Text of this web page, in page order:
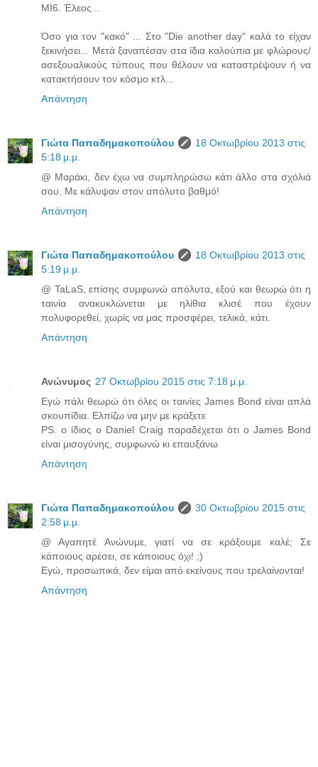
MI6. Έλεος...
Όσο για τον "κακό" ... Στο "Die another day" καλά το είχαν
ξεκινήσει... Μετά ξαναπέσαν στα ίδια καλούπια με φλώρους/
ασεξουαλικούς τύπους που θέλουν να καταστρέψουν ή να
κατακτήσουν τον κόσμο κτλ...
Απάντηση
Γιώτα Παπαδημακοπούλου
18 Οκτωβρίου 2013 στις
5:18 μ.μ.
@ Μαράκι, δεν έχω να συμπληρώσω κάτι άλλο στα σχόλιά
σου. Με κάλυψαν στον απόλυτο βαθμό!
Απάντηση
Γιώτα Παπαδημακοπούλου
18 Οκτωβρίου 2013 στις
5:19 μ.μ.
@ TaLaS, επίσης συμφωνώ απόλυτα, εξού και θεωρώ ότι η
ταινία ανακυκλώνεται με ηλίθια κλισέ που έχουν
πολυφορεθεί, χωρίς να μας προσφέρει, τελικά, κάτι.
Απάντηση
Ανώνυμος 27 Οκτωβρίου 2015 στις 7:18 μ.μ.
Εγώ πάλι θεωρώ ότι όλες οι ταινίες James Bond είναι απλά
σκουπίδια. Ελπίζω να μην με κράξετε
PS. ο ίδιος ο Daniel Craig παραδέχεται ότι ο James Bond
είναι μισογύνης, συμφωνώ κι επαυξάνω
Απάντηση
Γιώτα Παπαδημακοπούλου
30 Οκτωβρίου 2015 στις
2:58 μ.μ.
@ Αγαπητέ Ανώνυμε, γιατί να σε κράξουμε καλέ; Σε
κάποιους αρέσει, σε κάποιους όχι! ;)
Εγώ, προσωπικά, δεν είμαι από εκείνους που τρελαίνονται!
Απάντηση